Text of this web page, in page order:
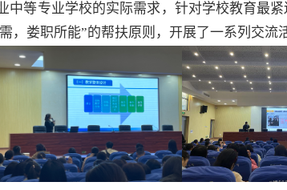
中等专业学校的实际需求，针对学校教育最
，娄职所能”的帮扶原则，开展了一系列交流